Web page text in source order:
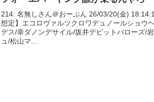
214: 名無しさん＠おーぷん 26/03/20(金)
想定】エコロヴァルツクロワデュノールショウ
デス/幸ダノンデサイル/坂井デビットバローズ/
ュ/松山マ...